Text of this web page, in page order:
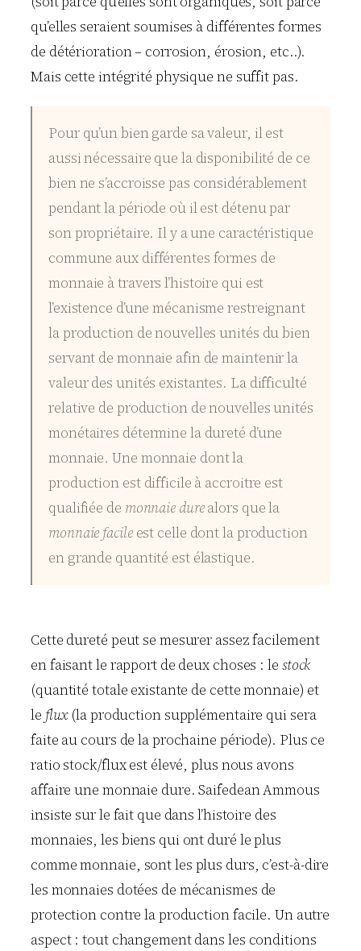
qu’elles seraient soumises à différentes formes
de détérioration – corrosion, érosion, etc..).
Mais cette intégrité physique ne suffit pas.
Pour qu’un bien garde sa valeur, il est
aussi nécessaire que la disponibilité de ce
bien ne s’accroisse pas considérablement
pendant la période où il est détenu par
son propriétaire. Il y a une caractéristique
commune aux différentes formes de
monnaie à travers l’histoire qui est
l’existence d’une mécanisme restreignant
la production de nouvelles unités du bien
servant de monnaie afin de maintenir la
valeur des unités existantes. La difficulté
relative de production de nouvelles unités
monétaires détermine la dureté d’une
monnaie. Une monnaie dont la
production est difficile à accroitre est
qualifiée de monnaie durealors que la
monnaie facileest celle dont la production
en grande quantité est élastique.
Cette dureté peut se mesurer assez facilement
en faisant le rapport de deux choses : le stock
(quantité totale existante de cette monnaie) et
le flux(la production supplémentaire qui sera
faite au cours de la prochaine période). Plus ce
ratio stock/flux est élevé, plus nous avons
affaire une monnaie dure. Saifedean Ammous
insiste sur le fait que dans l’histoire des
monnaies, les biens qui ont duré le plus
comme monnaie, sont les plus durs, c’est-à-dire
les monnaies dotées de mécanismes de
protection contre la production facile. Un autre
aspect : tout changement dans les conditions